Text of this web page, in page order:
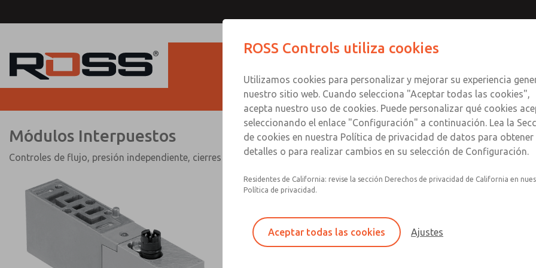
Módulos Interpuestos
Controles de flujo, presión independiente, cierres
Opciones disponibles para ISO 15407 y
Las opciones incluyen controles de
independiente, módulos de escape,
Series Overview
ROSS Controls utiliza cookies
Utilizamos cookies para personalizar y mejorar su experiencia
nuestro sitio web. Cuando selecciona "Aceptar todas las cookies",
acepta nuestro uso de cookies. Puede personalizar qué cookies
seleccionando el enlace "Configuración" a continuación. Lea la
de cookies en nuestra Política de privacidad de datos para obtener
detalles o para realizar cambios en su selección de Configuración.
Residentes de California: revise la sección Derechos de privacidad de California en
Política de privacidad.
Aceptar todas las cookies Ajustes